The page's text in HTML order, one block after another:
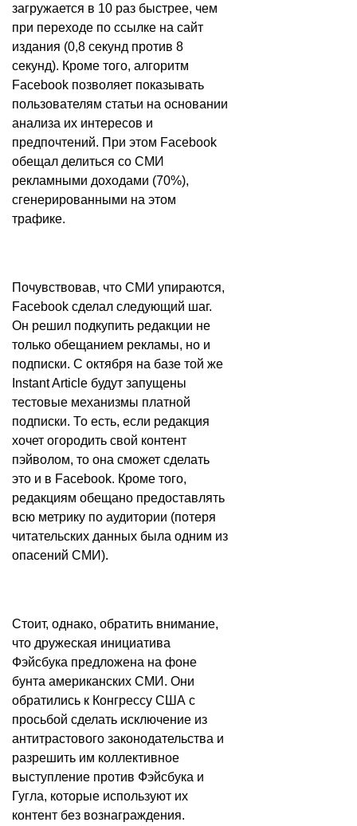
загружается в 10 раз быстрее, чем
при переходе по ссылке на сайт
издания (0,8 секунд против 8
секунд). Кроме того, алгоритм
Facebook позволяет показывать
пользователям статьи на основании
анализа их интересов и
предпочтений. При этом Facebook
обещал делиться со СМИ
рекламными доходами (70%),
сгенерированными на этом
трафике.
Почувствовав, что СМИ упираются,
Facebook сделал следующий шаг.
Он решил подкупить редакции не
только обещанием рекламы, но и
подписки. С октября на базе той же
Instant Article будут запущены
тестовые механизмы платной
подписки. То есть, если редакция
хочет огородить свой контент
пэйволом, то она сможет сделать
это и в Facebook. Кроме того,
редакциям обещано предоставлять
всю метрику по аудитории (потеря
читательских данных была одним из
опасений СМИ).
Стоит, однако, обратить внимание,
что дружеская инициатива
Фэйсбука предложена на фоне
бунта американских СМИ. Они
обратились к Конгрессу США с
просьбой сделать исключение из
антитрастового законодательства и
разрешить им коллективное
выступление против Фэйсбука и
Гугла, которые используют их
контент без вознаграждения.